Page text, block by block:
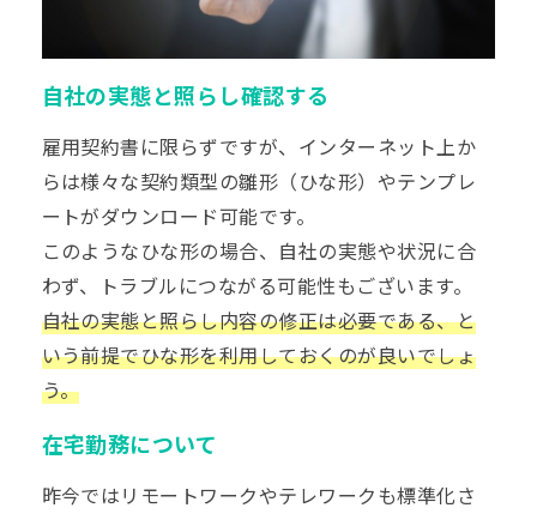
自社の実態と照らし確認する
雇用契約書に限らずですが、インターネット上か
らは様々な契約類型の雛形（ひな形）やテンプレ
ートがダウンロード可能です。
このようなひな形の場合、自社の実態や状況に合
わず、トラブルにつながる可能性もございます。
自社の実態と照らし内容の修正は必要である、と
いう前提でひな形を利用しておくのが良いでしょ
う。
在宅勤務について
昨今ではリモートワークやテレワークも標準化さ